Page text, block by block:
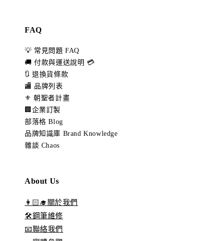
FAQ
💡 常見問題 FAQ
🚚 付款與運送說明 💳
🔃 退換貨條款
🏬 品牌列表
⚜️ 朝聖者計畫
🏢企業訂製
部落格 Blog
品牌知識庫 Brand Knowledge
雜談 Chaos
About Us
👩🏻‍🎓關於我們
🛠️鋼筆維修
📧聯絡我們